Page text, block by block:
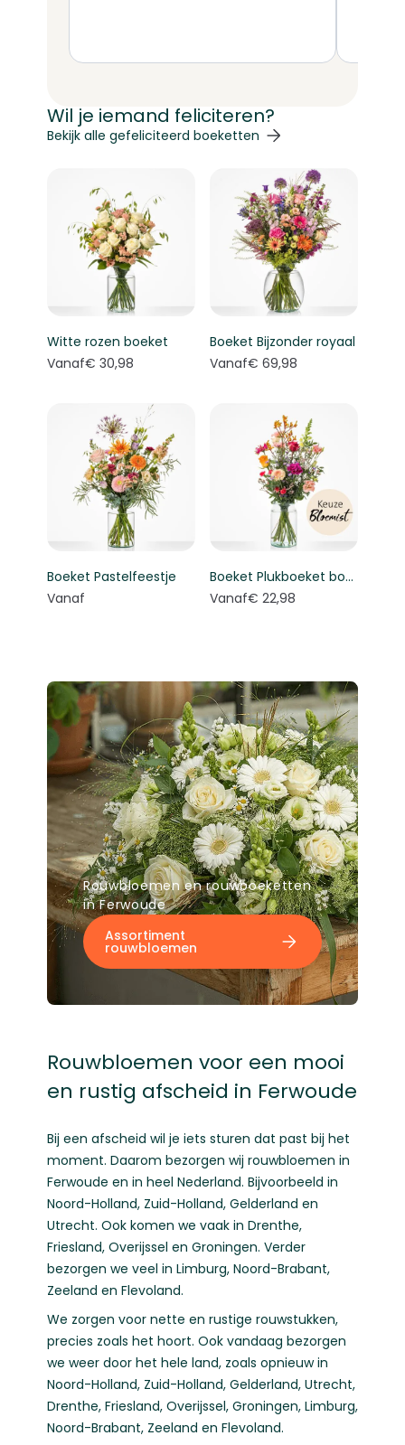
Wil je iemand feliciteren?
Navigeren door de elementen van de carrousel is
Druk om carrousel over te slaan
Bekijk alle gefeliciteerd boeketten
Witte rozen boeket
Vanaf€ 30,98
Boeket Bijzonder royaal
Vanaf€ 69,98
Boeket Pastelfeestje
Vanaf
Boeket Plukboeket bont - Keuze bloemist
Vanaf€ 22,98
Rouwbloemen en rouwboeketten
in Ferwoude
Assortiment
rouwbloemen
Rouwbloemen voor een mooi
en rustig afscheid in Ferwoude
Bij een afscheid wil je iets sturen dat past bij het
moment. Daarom bezorgen wij rouwbloemen in
Ferwoude en in heel Nederland. Bijvoorbeeld in
Noord-Holland, Zuid-Holland, Gelderland en
Utrecht. Ook komen we vaak in Drenthe,
Friesland, Overijssel en Groningen. Verder
bezorgen we veel in Limburg, Noord-Brabant,
Zeeland en Flevoland.
We zorgen voor nette en rustige rouwstukken,
precies zoals het hoort. Ook vandaag bezorgen
we weer door het hele land, zoals opnieuw in
Noord-Holland, Zuid-Holland, Gelderland, Utrecht,
Drenthe, Friesland, Overijssel, Groningen, Limburg,
Noord-Brabant, Zeeland en Flevoland.